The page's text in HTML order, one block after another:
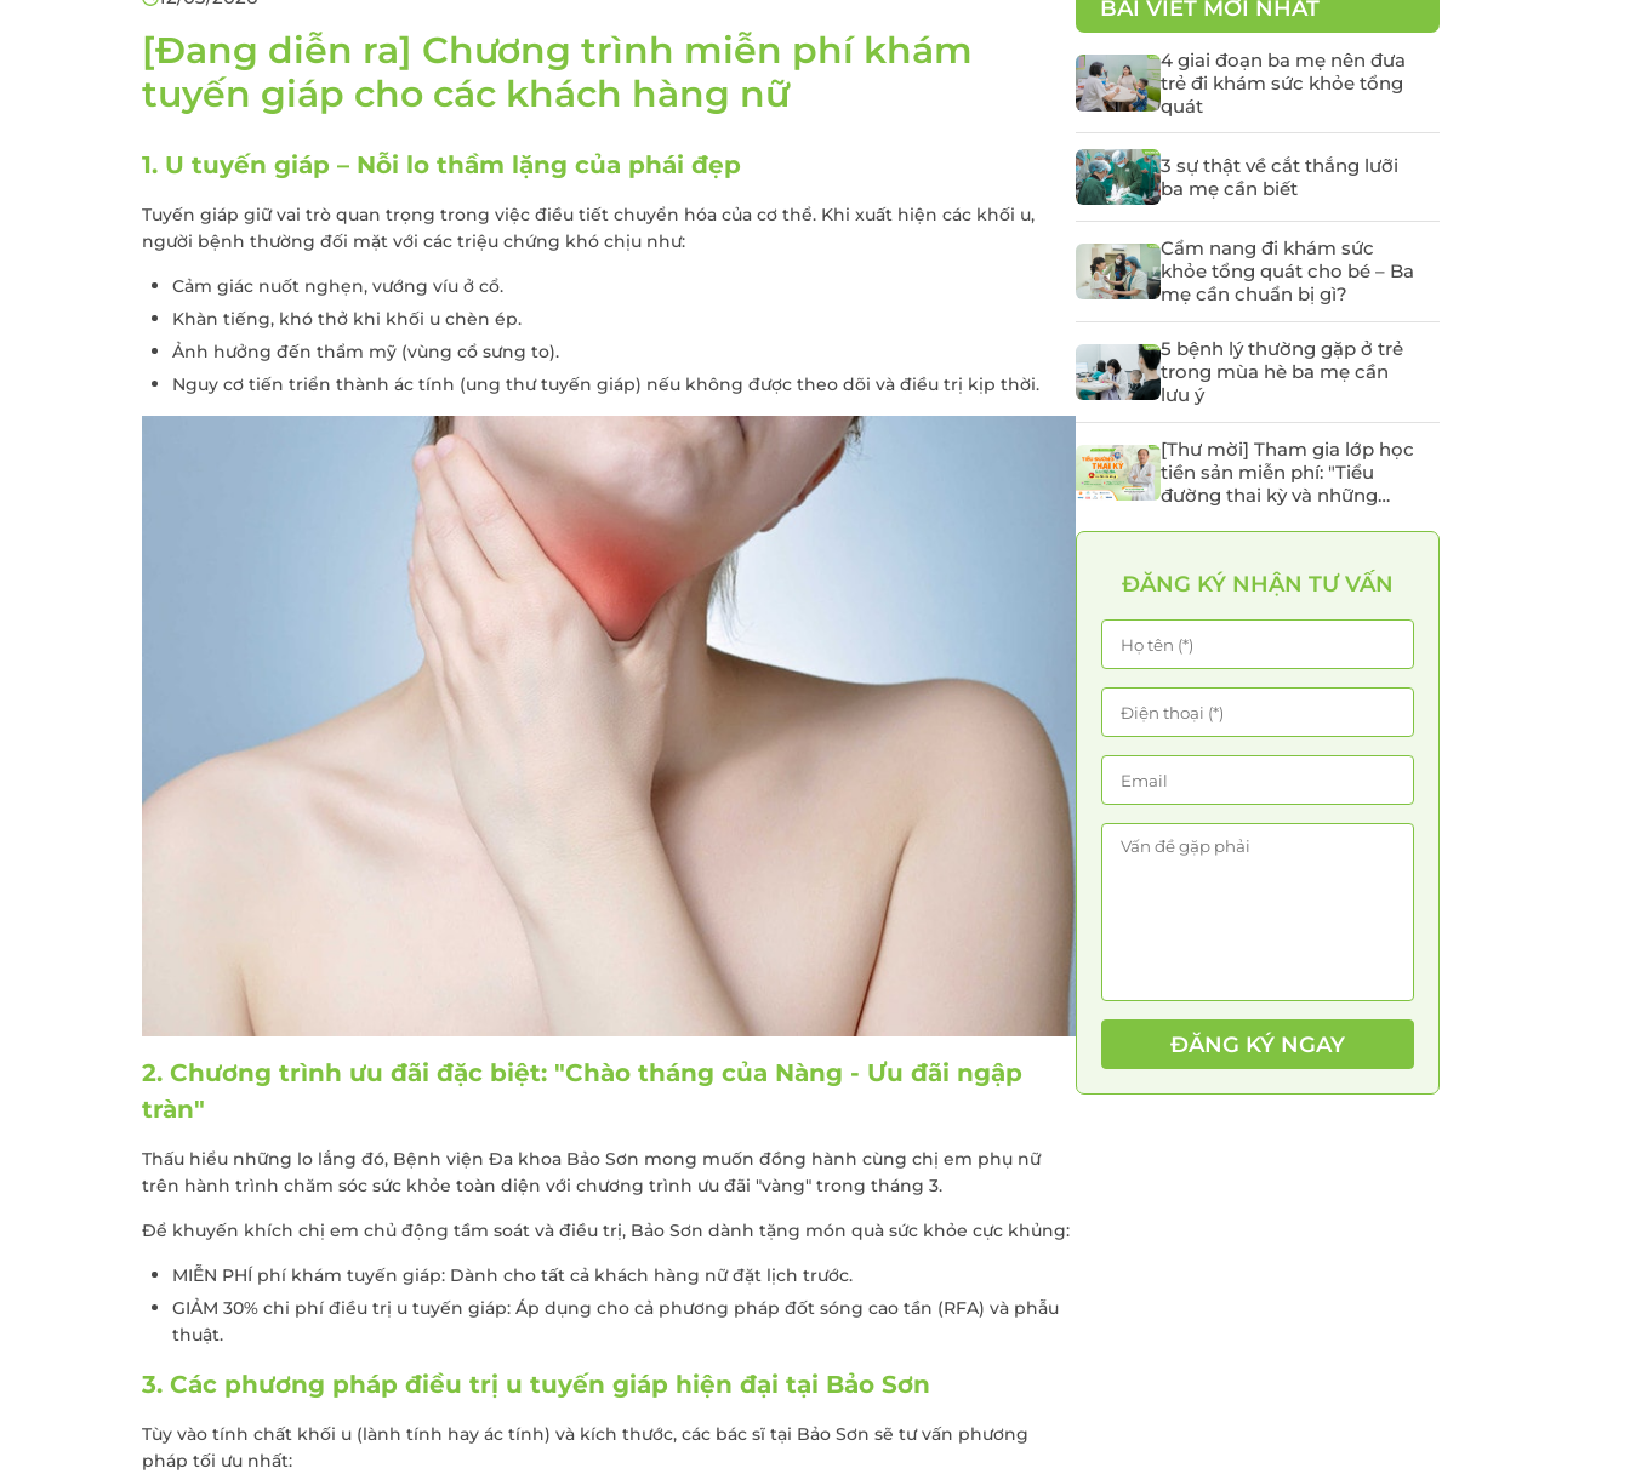
Khám sức khỏe theo
công ty
Khám sức khỏe xuất
khẩu lao động
mãn kinh
Phẫu thuật Ung thư đại
trực tràng
Điều trị viêm lộ tuyến
cổ tử cung
Cấy que tránh thai
Tiêm chủng cho trẻ em
Gói xét nghiệm vi chất
Điều trị hiếm muộn -
Tầm soát Ung thư Tiền
liệt tuyến
Tầm soát Ung thư phụ
khoa
Tầm soát ung thư vú
[Đang diễn ra] Chương trình miễn phí khám
tuyến giáp cho các khách hàng nữ
1. U tuyến giáp – Nỗi lo thầm lặng của phái đẹp
Tuyến giáp giữ vai trò quan trọng trong việc điều tiết chuyển hóa của cơ thể. Khi xuất hiện các khối u,
người bệnh thường đối mặt với các triệu chứng khó chịu như:
Cảm giác nuốt nghẹn, vướng víu ở cổ.
Khàn tiếng, khó thở khi khối u chèn ép.
Ảnh hưởng đến thẩm mỹ (vùng cổ sưng to).
Nguy cơ tiến triển thành ác tính (ung thư tuyến giáp) nếu không được theo dõi và điều trị kịp thời.
2. Chương trình ưu đãi đặc biệt: "Chào tháng của Nàng - Ưu đãi ngập
tràn"
Thấu hiểu những lo lắng đó, Bệnh viện Đa khoa Bảo Sơn mong muốn đồng hành cùng chị em phụ nữ
trên hành trình chăm sóc sức khỏe toàn diện với chương trình ưu đãi "vàng" trong tháng 3.
Để khuyến khích chị em chủ động tầm soát và điều trị, Bảo Sơn dành tặng món quà sức khỏe cực khủng:
MIỄN PHÍ phí khám tuyến giáp: Dành cho tất cả khách hàng nữ đặt lịch trước.
GIẢM 30% chi phí điều trị u tuyến giáp: Áp dụng cho cả phương pháp đốt sóng cao tần (RFA) và phẫu
thuật.
3. Các phương pháp điều trị u tuyến giáp hiện đại tại Bảo Sơn
Tùy vào tính chất khối u (lành tính hay ác tính) và kích thước, các bác sĩ tại Bảo Sơn sẽ tư vấn phương
pháp tối ưu nhất:
BÀI VIẾT MỚI NHẤT
4 giai đoạn ba mẹ nên đưa
trẻ đi khám sức khỏe tổng
quát
3 sự thật về cắt thắng lưỡi
ba mẹ cần biết
Cẩm nang đi khám sức
khỏe tổng quát cho bé – Ba
mẹ cần chuẩn bị gì?
5 bệnh lý thường gặp ở trẻ
trong mùa hè ba mẹ cần
lưu ý
[Thư mời] Tham gia lớp học
tiền sản miễn phí: "Tiểu
đường thai kỳ và những
ĐĂNG KÝ NHẬN TƯ VẤN
ĐĂNG KÝ NGAY